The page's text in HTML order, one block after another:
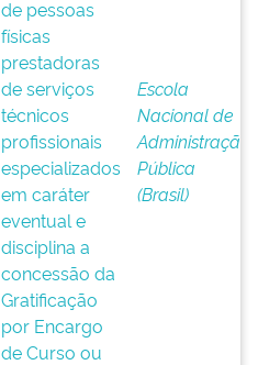
de pessoas
físicas
prestadoras
de serviços
técnicos
profissionais
especializados
em caráter
eventual e
disciplina a
concessão da
Gratificação
por Encargo
de Curso ou
Escola
Nacional de
Administração
Pública
(Brasil)